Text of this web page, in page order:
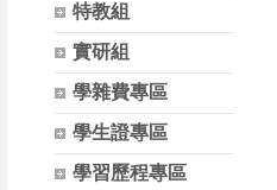
特教組
實研組
學雜費專區
學生證專區
學習歷程專區